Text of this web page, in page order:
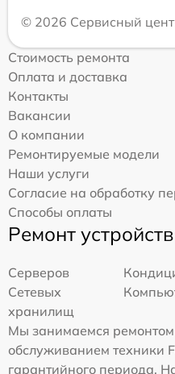
© 2026 Сервисный
Стоимость ремонта
Оплата и доставка
Контакты
Вакансии
О компании
Ремонтируемые модели
Наши услуги
Согласие на обработку
Способы оплаты
Ремонт устройств
Серверов
Сетевых
хранилищ
Мы занимаемся ремонтом
обслуживанием техники
гарантийного периода.